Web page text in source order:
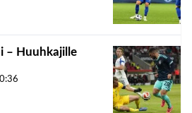
– Huuhkajille